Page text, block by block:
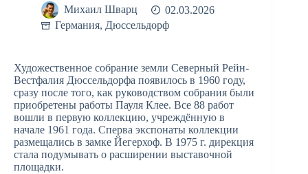
Михаил Шварц
02.03.2026
Германия, Дюссельдорф
Художественное собрание земли Северный Рейн-
Вестфалия Дюссельдорфа появилось в 1960 году,
сразу после того, как руководством собрания были
приобретены работы Пауля Клее. Все 88 работ
вошли в первую коллекцию, учреждённую в
начале 1961 года. Сперва экспонаты коллекции
размещались в замке Йегерхоф. В 1975 г. дирекция
стала подумывать о расширении выставочной
площадки.